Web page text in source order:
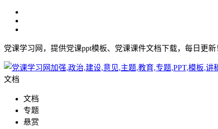
党课学习网，提供党课ppt模板、党课课件文档下载，每日更新
文档
文档
专题
悬赏